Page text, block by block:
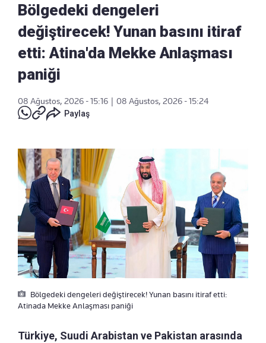
Bölgedeki dengeleri
değiştirecek! Yunan basını itiraf
etti: Atina'da Mekke Anlaşması
paniği
08 Ağustos, 2026 - 15:16
08 Ağustos, 2026 - 15:24
Paylaş
Bölgedeki dengeleri değiştirecek! Yunan basını itiraf etti:
Atinada Mekke Anlaşması paniği
Türkiye, Suudi Arabistan ve Pakistan arasında